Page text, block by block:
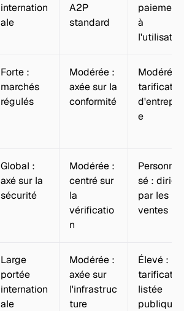
internation
ale
A2P
standard
paiement
à
Forte :
marchés
régulés
Modérée :
axée sur la
conformité
Modérée :
e
Global :
axé sur la
sécurité
Modérée :
centré sur
la
vérificatio
n
Personnali
sé : dirigé
par les
ventes
Large
portée
internation
ale
Modérée :
axée sur
l'infrastruc
ture
Élevé :
listée